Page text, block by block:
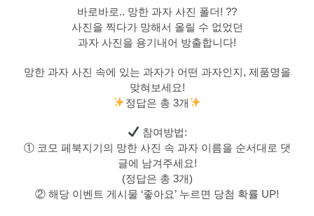
바로바로.. 망한 과자 사진 폴더! ?‍?
사진을 찍다가 망해서 올릴 수 없었던
과자 사진을 용기내어 방출합니다!
망한 과자 사진 속에 있는 과자가 어떤 과자인지, 제품명을
맞혀보세요!
정답은 총 3개
참여방법:
① 코모 페북지기의 망한 사진 속 과자 이름을 순서대로 댓
글에 남겨주세요!
(정답은 총 3개)
② 해당 이벤트 게시물 ‘좋아요’ 누르면 당첨 확률 UP!